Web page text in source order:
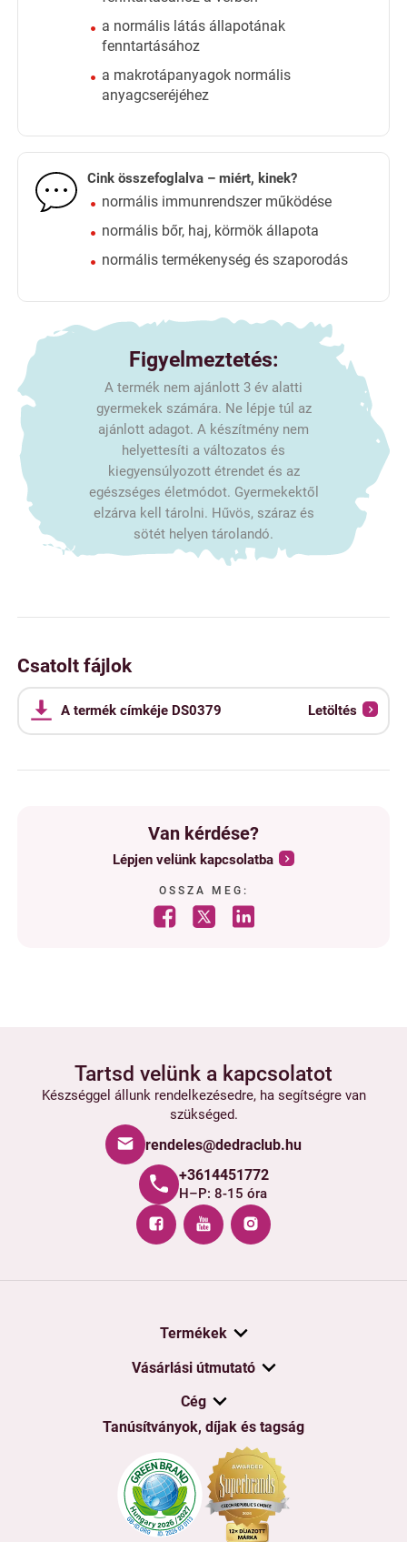
a normális látás állapotának
fenntartásához
a makrotápanyagok normális
anyagcseréjéhez
Cink összefoglalva – miért, kinek?
normális immunrendszer működése
normális bőr, haj, körmök állapota
normális termékenység és szaporodás
Figyelmeztetés:
A termék nem ajánlott 3 év alatti
gyermekek számára. Ne lépje túl az
ajánlott adagot. A készítmény nem
helyettesíti a változatos és
kiegyensúlyozott étrendet és az
egészséges életmódot. Gyermekektől
elzárva kell tárolni. Hűvös, száraz és
sötét helyen tárolandó.
Csatolt fájlok
A termék címkéje DS0379 Letöltés
Van kérdése?
Lépjen velünk kapcsolatba
OSSZA MEG:
Tartsd velünk a kapcsolatot
Készséggel állunk rendelkezésedre, ha segítségre van
szükséged.
rendeles@dedraclub.hu
+3614451772
H–P: 8-15 óra
Termékek
Vásárlási útmutató
Cég
Tanúsítványok, díjak és tagság